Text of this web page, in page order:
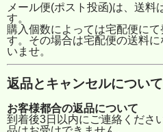
メール便(ポスト投函)は、送料
す。
購入個数によっては宅配便に
す。その場合は宅配便の送料
いませ。
返品とキャンセルについて
お客様都合の返品について
到着後3日以内にご連絡くださ